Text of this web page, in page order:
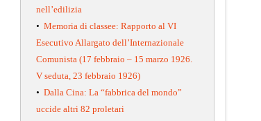
nell’edilizia
• Memoria di classee: Rapporto al VI
Esecutivo Allargato dell’Internazionale
Comunista (17 febbraio – 15 marzo 1926.
V seduta, 23 febbraio 1926)
• Dalla Cina: La “fabbrica del mondo”
uccide altri 82 proletari